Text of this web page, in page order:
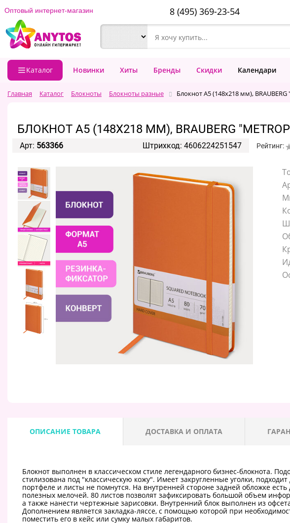
Оптовый интернет-магазин 8 (495) 369-23-54
Каталог Новинки Хиты Бренды Скидки Календари
Главная Каталог Блокноты Блокноты разные Блокнот А5 (148х218 мм),
БЛОКНОТ А5 (148Х218 ММ), BRAUBERG
Арт: 563366 Штрихкод: 4606224251547 Рейтинг:
ОПИСАНИЕ ТОВАРА ДОСТАВКА И ОПЛАТА
Блокнот выполнен в классическом стиле легендарного бизнес-блокнота.
стилизована под "классическую кожу". Имеет закругленные уголки,
портфеле и листы не помнутся. На внутренней стороне задней обложке
полезных мелочей. 80 листов позволят зафиксировать большой объем
а также нанести чертежные зарисовки. Внутренний блок выполнен из
Дополнением является закладка-ляссе, с помощью которой при
поместить его в кейс или сумку малых габаритов.